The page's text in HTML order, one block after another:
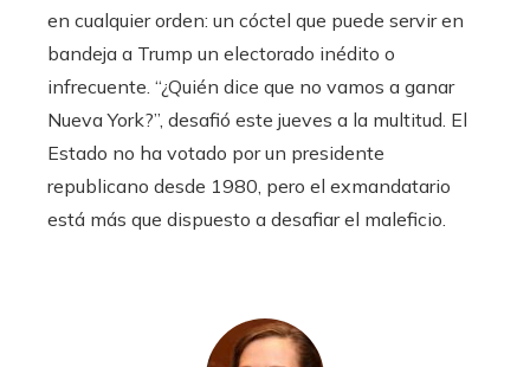
en cualquier orden: un cóctel que puede servir en
bandeja a Trump un electorado inédito o
infrecuente. “¿Quién dice que no vamos a ganar
Nueva York?”, desafió este jueves a la multitud. El
Estado no ha votado por un presidente
republicano desde 1980, pero el exmandatario
está más que dispuesto a desafiar el maleficio.